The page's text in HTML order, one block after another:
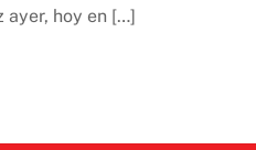
ayer, hoy en […]